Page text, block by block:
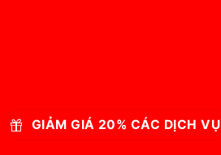
GIẢM GIÁ 20% CÁC DỊCH VỤ